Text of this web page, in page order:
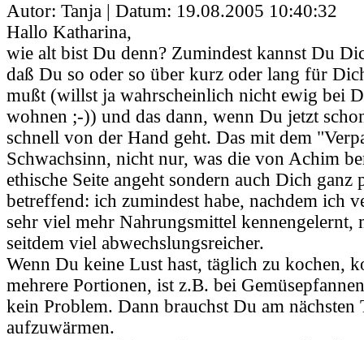
Autor: Tanja | Datum: 19.08.2005 10:40:32
Hallo Katharina,
wie alt bist Du denn? Zumindest kannst Du
daß Du so oder so über kurz oder lang für
mußt (willst ja wahrscheinlich nicht ewig bei
wohnen ;-)) und das dann, wenn Du jetzt
schnell von der Hand geht. Das mit dem
Schwachsinn, nicht nur, was die von Achim
ethische Seite angeht sondern auch Dich ganz
betreffend: ich zumindest habe, nachdem ich
sehr viel mehr Nahrungsmittel kennengelernt,
seitdem viel abwechslungsreicher.
Wenn Du keine Lust hast, täglich zu kochen,
mehrere Portionen, ist z.B. bei
kein Problem. Dann brauchst Du am nächsten
aufzuwärmen.